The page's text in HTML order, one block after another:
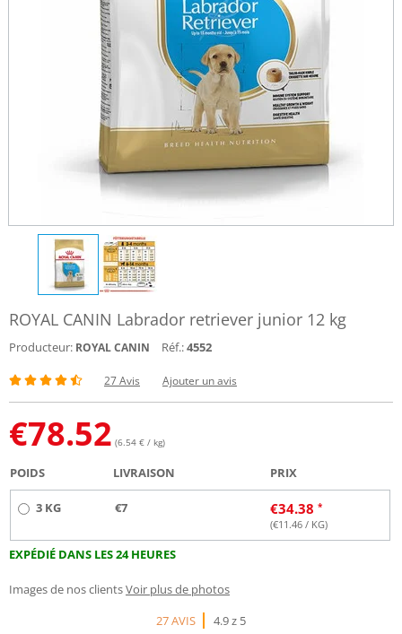
ROYAL CANIN Labrador retriever junior 12 kg
Producteur: ROYAL CANIN Réf.:4552
27 Avis Ajouter un avis
€78.52 (6.54 € / kg)
POIDS LIVRAISON PRIX
3 KG €7 €34.38
(€11.46 / KG)
EXPÉDIÉ DANS LES 24 HEURES
Images de nos clientsVoir plus de photos
27 AVIS
4.9 z 5